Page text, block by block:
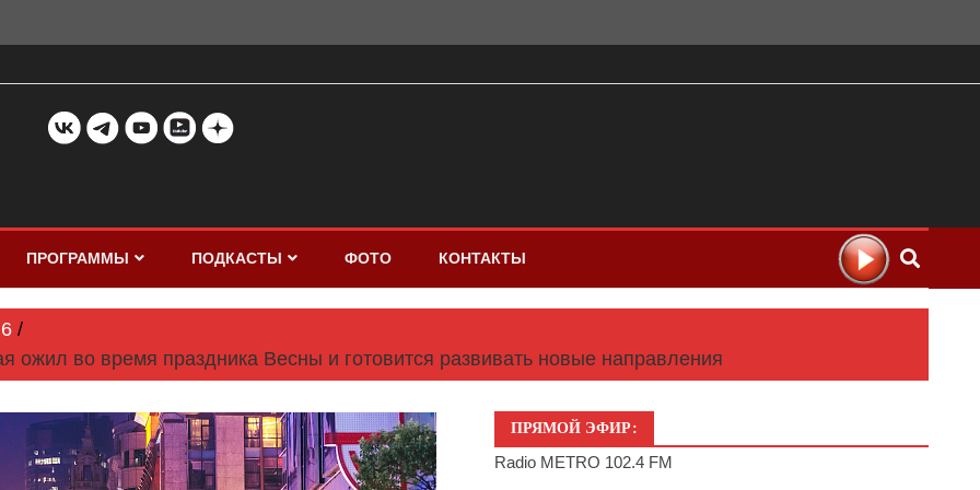
ПРОГРАММЫ ПОДКАСТЫ ФОТО КОНТАКТЫ
6
ожил во время праздника Весны и готовится развивать новые направления
ПРЯМОЙ ЭФИР:
Radio METRO 102.4 FM